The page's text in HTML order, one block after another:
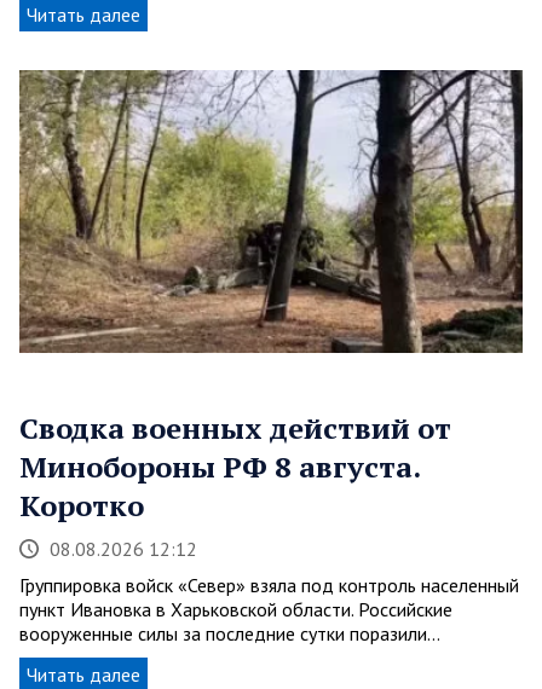
Читать далее
Сводка военных действий от
Минобороны РФ 8 августа.
Коротко
08.08.2026 12:12
Группировка войск «Север» взяла под контроль населенный
пункт Ивановка в Харьковской области. Российские
вооруженные силы за последние сутки поразили…
Читать далее